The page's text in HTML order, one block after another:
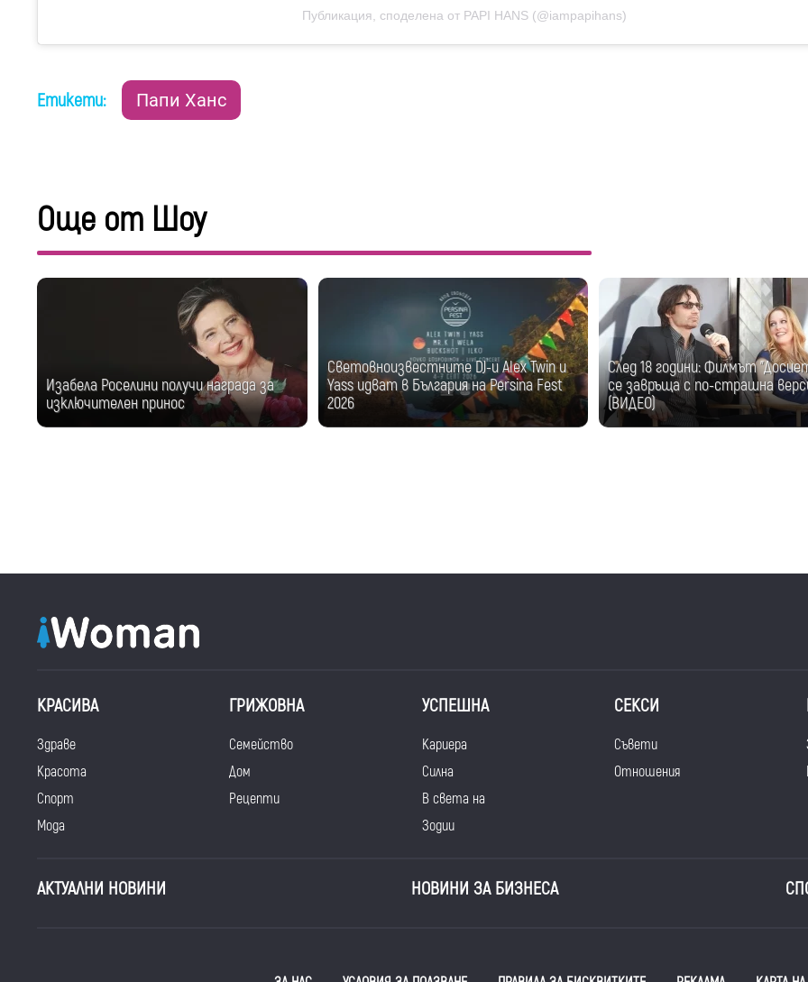
Публикация, споделена от PAPI HANS (@iampapihans)
Етикети: Папи Ханс
Още от Шоу
Изабела Роселини получи награда за
изключителен принос
Световноизвестните DJ-и Alex Twin и
Yass идват в България на Persina Fest
2026
След 18 години: Филмът
се завръща с по-страшна
(ВИДЕО)
КРАСИВА
Здраве
Красота
Спорт
Мода
ГРИЖОВНА
Семейство
Дом
Рецепти
УСПЕШНА
Кариера
Силна
В света на
Зодии
СЕКСИ
Съвети
Отношения
АКТУАЛНИ НОВИНИ НОВИНИ ЗА БИЗНЕСА